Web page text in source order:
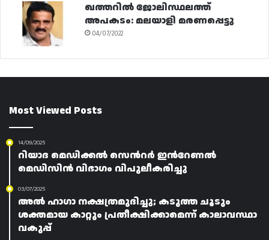
ഖത്തറിൽ ജോലിസ്ഥലത്ത്
അപകടം: മലയാളി മരണപ്പെട്ടു
04/07/2022
Most Viewed Posts
14/09/2025
റിയാദ മെഡിക്കല്‍ സെന്‍റര്‍ ഇന്‍റേണല്‍
മെഡിസിന്‍ വിഭാഗം വിപുലീകരിച്ചു
03/07/2025
അൽ ഹാഗാ നക്ഷത്രമുദിച്ചു; കടുത്ത ചൂടും
ശക്തമായ കാറ്റും പ്രതീക്ഷിക്കാമെന്ന് കാലാവസ്ഥാ
വകുപ്പ്